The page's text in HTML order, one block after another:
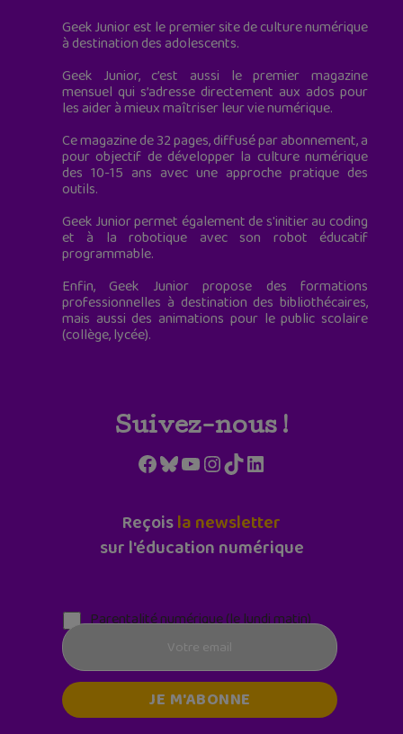
Geek Junior est le premier site de culture numérique
à destination des adolescents.
Geek Junior, c’est aussi le premier magazine
mensuel qui s’adresse directement aux ados pour
les aider à mieux maîtriser leur vie numérique.
Ce magazine de 32 pages, diffusé par abonnement, a
pour objectif de développer la culture numérique
des 10-15 ans avec une approche pratique des
outils.
Geek Junior permet également de s'initier au coding
et à la robotique avec son robot éducatif
programmable.
Enfin, Geek Junior propose des formations
professionnelles à destination des bibliothécaires,
mais aussi des animations pour le public scolaire
(collège, lycée).
Suivez-nous !
Facebook
Bluesky
YouTube
Instagram
TikTokLinkedIn
Reçoisla newsletter
sur l'éducation numérique
Parentalité numérique (le lundi matin)